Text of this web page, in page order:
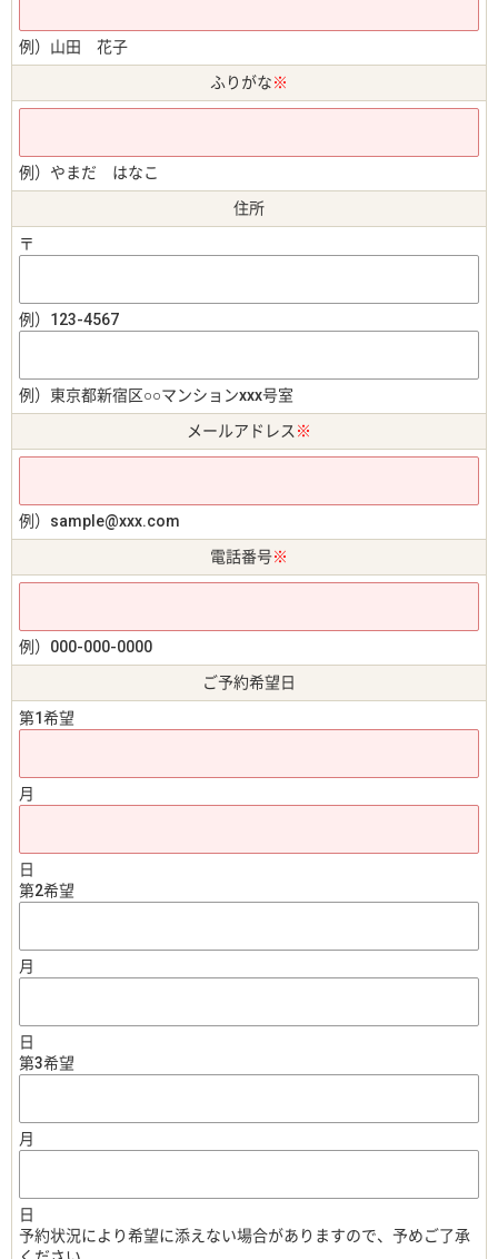
例）山田 花子
ふりがな※
例）やまだ はなこ
住所
〒
例）123-4567
例）東京都新宿区○○マンションxxx号室
メールアドレス ※
例）sample@xxx.com
電話番号※
例）000-000-0000
ご予約希望日
第1希望
月
日
第2希望
月
日
第3希望
月
日
予約状況により希望に添えない場合がありますので、予めご了承